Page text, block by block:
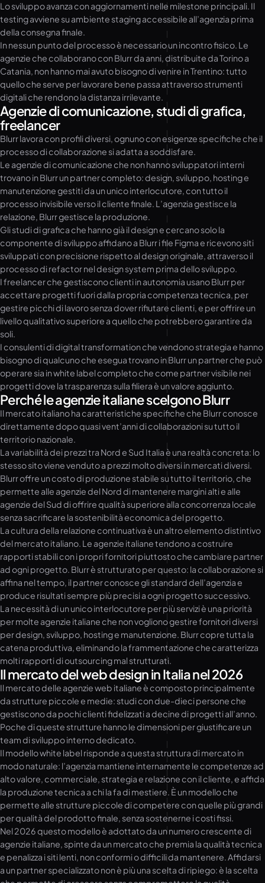
Lo sviluppo avanza con aggiornamenti nelle milestone principali. Il
testing avviene su ambiente staging accessibile all’agenzia prima
della consegna finale.
In nessun punto del processo è necessario un incontro fisico. Le
agenzie che collaborano con Blurr da anni, distribuite da Torino a
Catania, non hanno mai avuto bisogno di venire in Trentino: tutto
quello che serve per lavorare bene passa attraverso strumenti
digitali che rendono la distanza irrilevante.
Agenzie di comunicazione, studi di grafica,
freelancer
Blurr lavora con profili diversi, ognuno con esigenze specifiche che il
processo di collaborazione si adatta a soddisfare.
Le agenzie di comunicazione che non hanno sviluppatori interni
trovano in Blurr un partner completo: design, sviluppo, hosting e
manutenzione gestiti da un unico interlocutore, con tutto il
processo invisibile verso il cliente finale. L’agenzia gestisce la
relazione, Blurr gestisce la produzione.
Gli studi di grafica che hanno già il design e cercano solo la
componente di sviluppo affidano a Blurr i file Figma e ricevono siti
sviluppati con precisione rispetto al design originale, attraverso il
processo di refactor nel design system prima dello sviluppo.
I freelancer che gestiscono clienti in autonomia usano Blurr per
accettare progetti fuori dalla propria competenza tecnica, per
gestire picchi di lavoro senza dover rifiutare clienti, e per offrire un
livello qualitativo superiore a quello che potrebbero garantire da
soli.
I consulenti di digital transformation che vendono strategia e hanno
bisogno di qualcuno che esegua trovano in Blurr un partner che può
operare sia in white label completo che come partner visibile nei
progetti dove la trasparenza sulla filiera è un valore aggiunto.
Perché le agenzie italiane scelgono Blurr
Il mercato italiano ha caratteristiche specifiche che Blurr conosce
direttamente dopo quasi vent’anni di collaborazioni su tutto il
territorio nazionale.
La variabilità dei prezzi tra Nord e Sud Italia è una realtà concreta: lo
stesso sito viene venduto a prezzi molto diversi in mercati diversi.
Blurr offre un costo di produzione stabile su tutto il territorio, che
permette alle agenzie del Nord di mantenere margini alti e alle
agenzie del Sud di offrire qualità superiore alla concorrenza locale
senza sacrificare la sostenibilità economica del progetto.
La cultura della relazione continuativa è un altro elemento distintivo
del mercato italiano. Le agenzie italiane tendono a costruire
rapporti stabili con i propri fornitori piuttosto che cambiare partner
ad ogni progetto. Blurr è strutturato per questo: la collaborazione si
affina nel tempo, il partner conosce gli standard dell’agenzia e
produce risultati sempre più precisi a ogni progetto successivo.
La necessità di un unico interlocutore per più servizi è una priorità
per molte agenzie italiane che non vogliono gestire fornitori diversi
per design, sviluppo, hosting e manutenzione. Blurr copre tutta la
catena produttiva, eliminando la frammentazione che caratterizza
molti rapporti di outsourcing mal strutturati.
Il mercato del web design in Italia nel 2026
Il mercato delle agenzie web italiane è composto principalmente
da strutture piccole e medie: studi con due-dieci persone che
gestiscono da pochi clienti fidelizzati a decine di progetti all’anno.
Poche di queste strutture hanno le dimensioni per giustificare un
team di sviluppo interno dedicato.
Il modello white label risponde a questa struttura di mercato in
modo naturale: l’agenzia mantiene internamente le competenze ad
alto valore, commerciale, strategia e relazione con il cliente, e affida
la produzione tecnica a chi la fa di mestiere. È un modello che
permette alle strutture piccole di competere con quelle più grandi
per qualità del prodotto finale, senza sostenerne i costi fissi.
Nel 2026 questo modello è adottato da un numero crescente di
agenzie italiane, spinte da un mercato che premia la qualità tecnica
e penalizza i siti lenti, non conformi o difficili da mantenere. Affidarsi
a un partner specializzato non è più una scelta di ripiego: è la scelta